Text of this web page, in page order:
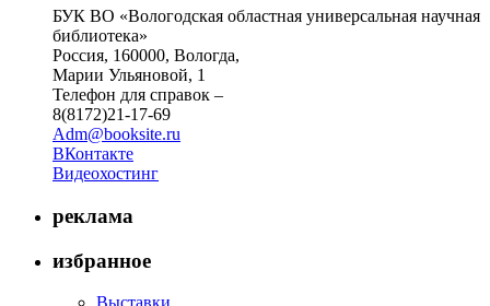
БУК ВО «Вологодская областная универсальная научная
библиотека»
Россия, 160000, Вологда,
Марии Ульяновой, 1
Телефон для справок –
8(8172)21-17-69
Adm@booksite.ru
ВКонтакте
Видеохостинг
реклама
избранное